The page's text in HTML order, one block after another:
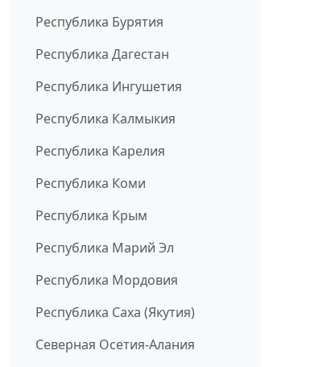
Республика Бурятия
Республика Дагестан
Республика Ингушетия
Республика Калмыкия
Республика Карелия
Республика Коми
Республика Крым
Республика Марий Эл
Республика Мордовия
Республика Саха (Якутия)
Северная Осетия-Алания